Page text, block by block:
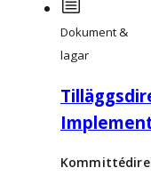
Dokument &
lagar